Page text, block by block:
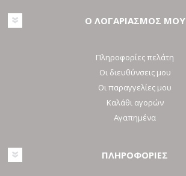
Ο ΛΟΓΑΡΙΑΣΜΟΣ ΜΟΥ
Πληροφορίες πελάτη
Οι διευθύνσεις μου
Οι παραγγελίες μου
Καλάθι αγορών
Αγαπημένα
ΠΛΗΡΟΦΟΡΙΕΣ